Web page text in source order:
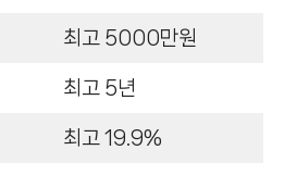
최고 5000만원
최고 5년
최고 19.9%